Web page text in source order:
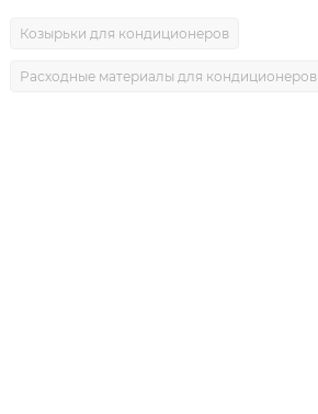
Козырьки для кондиционеров
Расходные материалы для кондиционеров